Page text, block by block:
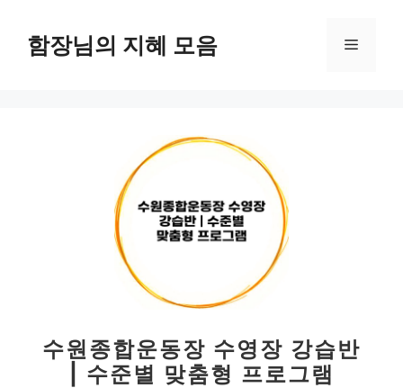
함장님의 지혜 모음 메
수원종합운동장 수영장 강습반
| 수준별 맞춤형 프로그램